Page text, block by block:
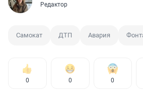
Редактор
Самокат ДТП Авария
0 0 0